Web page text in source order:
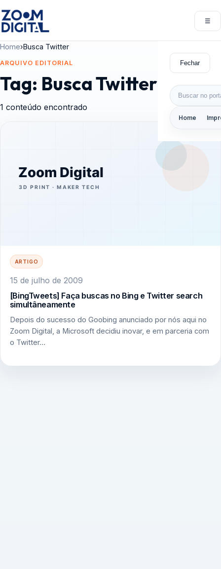
☰
Fechar
Buscar por:
Home
Home›Busca Twitter
ARQUIVO EDITORIAL
Tag: Busca Twitter
1 conteúdo encontrado
ARTIGO
15 de julho de 2009
[BingTweets] Faça buscas no Bing e Twitter search
simultâneamente
Depois do sucesso do Goobing anunciado por nós aqui no
Zoom Digital, a Microsoft decidiu inovar, e em parceria com
o Twitter…